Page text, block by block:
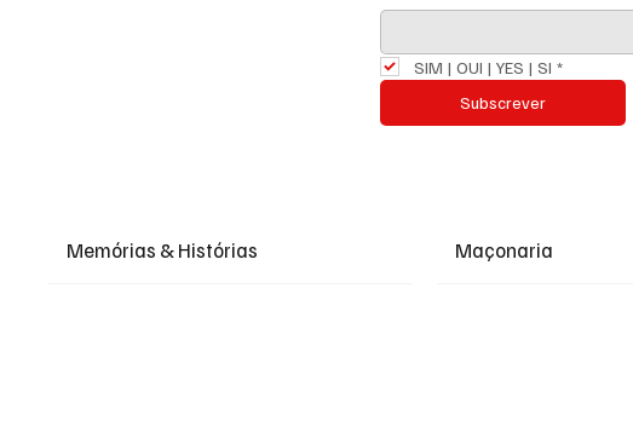
SIM | OUI | YES | SI *
Subscrever
Memórias & Histórias Maçonaria